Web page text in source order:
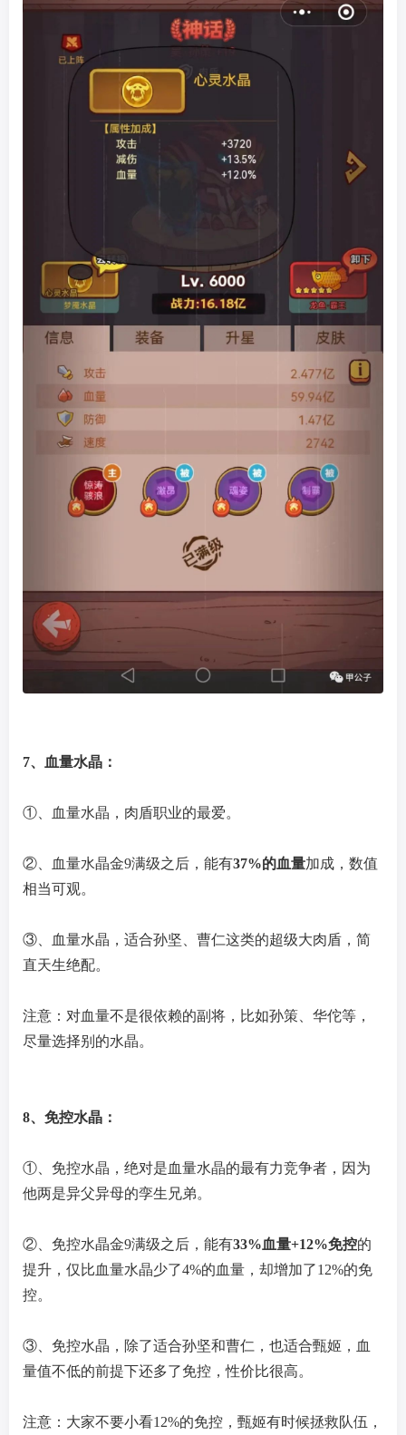
7、血量水晶：
①、血量水晶，肉盾职业的最爱。
②、血量水晶金9满级之后，能有37%的血量加成，数值
相当可观。
③、血量水晶，适合孙坚、曹仁这类的超级大肉盾，简
直天生绝配。
注意：对血量不是很依赖的副将，比如孙策、华佗等，
尽量选择别的水晶。
8、免控水晶：
①、免控水晶，绝对是血量水晶的最有力竞争者，因为
他两是异父异母的孪生兄弟。
②、免控水晶金9满级之后，能有33%血量+12%免控的
提升，仅比血量水晶少了4%的血量，却增加了12%的免
控。
③、免控水晶，除了适合孙坚和曹仁，也适合甄姬，血
量值不低的前提下还多了免控，性价比很高。
注意：大家不要小看12%的免控，甄姬有时候拯救队伍，